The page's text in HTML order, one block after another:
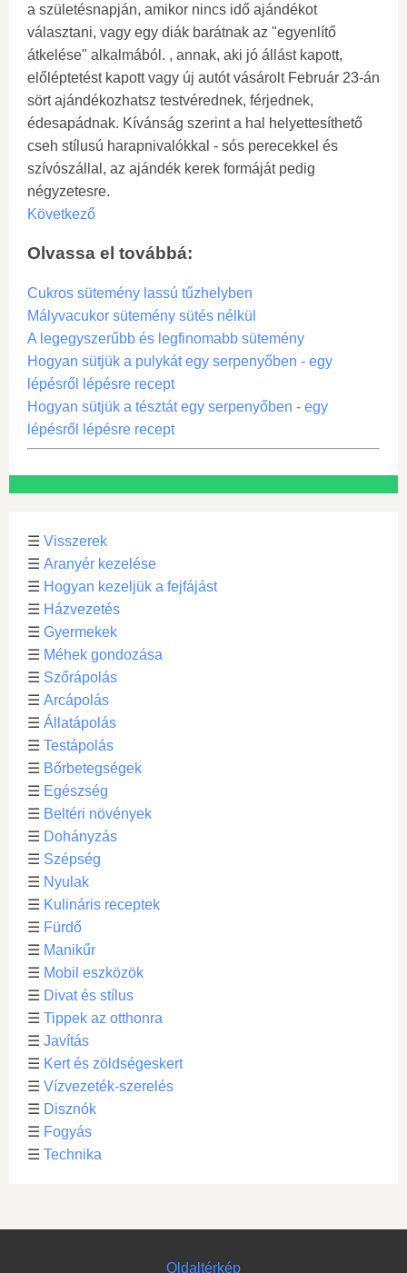
a születésnapján, amikor nincs idő ajándékot
választani, vagy egy diák barátnak az "egyenlítő
átkelése" alkalmából. , annak, aki jó állást kapott,
előléptetést kapott vagy új autót vásárolt Február 23-án
sört ajándékozhatsz testvérednek, férjednek,
édesapádnak. Kívánság szerint a hal helyettesíthető
cseh stílusú harapnivalókkal - sós perecekkel és
szívószállal, az ajándék kerek formáját pedig
négyzetesre.
Következő
Olvassa el továbbá:
Cukros sütemény lassú tűzhelyben
Mályvacukor sütemény sütés nélkül
A legegyszerűbb és legfinomabb sütemény
Hogyan sütjük a pulykát egy serpenyőben - egy
lépésről lépésre recept
Hogyan sütjük a tésztát egy serpenyőben - egy
lépésről lépésre recept
☰ Visszerek
☰ Aranyér kezelése
☰ Hogyan kezeljük a fejfájást
☰ Házvezetés
☰ Gyermekek
☰ Méhek gondozása
☰ Szőrápolás
☰ Arcápolás
☰ Állatápolás
☰ Testápolás
☰ Bőrbetegségek
☰ Egészség
☰ Beltéri növények
☰ Dohányzás
☰ Szépség
☰ Nyulak
☰ Kulináris receptek
☰ Fürdő
☰ Manikűr
☰ Mobil eszközök
☰ Divat és stílus
☰ Tippek az otthonra
☰ Javítás
☰ Kert és zöldségeskert
☰ Vízvezeték-szerelés
☰ Disznók
☰ Fogyás
☰ Technika
Oldaltérkép